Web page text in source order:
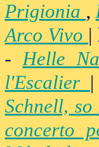
Prigionia ,
Arco Vivo |
-Helle
l'Escalier |
Schnell, so
concerto